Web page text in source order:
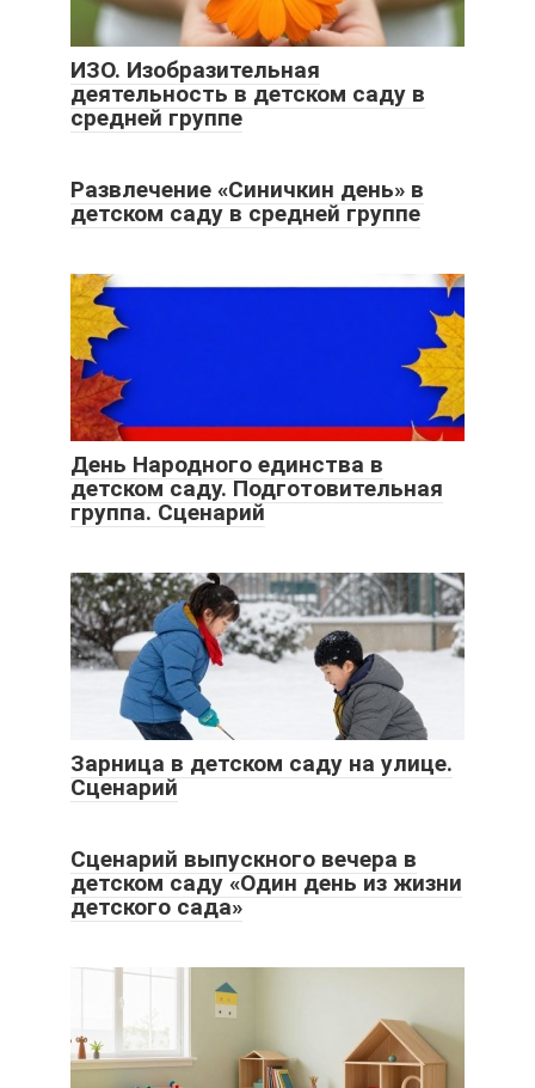
ИЗО. Изобразительная
деятельность в детском саду в
средней группе
Развлечение «Синичкин день» в
детском саду в средней группе
День Народного единства в
детском саду. Подготовительная
группа. Сценарий
Зарница в детском саду на улице.
Сценарий
Сценарий выпускного вечера в
детском саду «Один день из жизни
детского сада»